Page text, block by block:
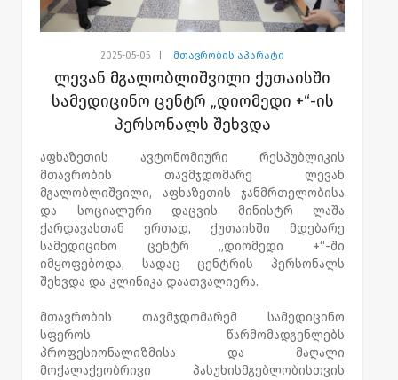
2025-05-05 მთავრობის აპარატი
ლევან მგალობლიშვილი ქუთაისში
სამედიცინო ცენტრ „დიომედი +“-ის
პერსონალს შეხვდა
აფხაზეთის ავტონომიური რესპუბლიკის
მთავრობის თავმჯდომარე ლევან
მგალობლიშვილი, აფხაზეთის ჯანმრთელობისა
და სოციალური დაცვის მინისტრ ლაშა
ქარდავასთან ერთად, ქუთაისში მდებარე
სამედიცინო ცენტრ „დიომედი +“-ში
იმყოფებოდა, სადაც ცენტრის პერსონალს
შეხვდა და კლინიკა დაათვალიერა.
მთავრობის თავმჯდომარემ სამედიცინო
სფეროს წარმომადგენლებს
პროფესიონალიზმისა და მაღალი
მოქალაქეობრივი პასუხისმგებლობისთვის